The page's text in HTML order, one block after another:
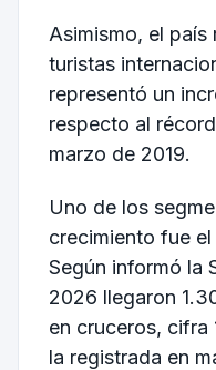
Asimismo, el
turistas
representó un
respecto al
marzo de 2019.
Uno de los
crecimiento fue
Según informó la
2026 llegaron
en cruceros, cifra
la registrada en